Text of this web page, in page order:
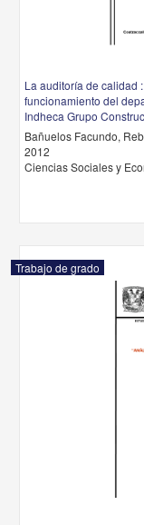
La auditoría de calidad
funcionamiento del
Indheca Grupo
Bañuelos Facundo,
2012
Ciencias Sociales y
Trabajo de grado